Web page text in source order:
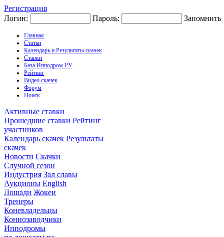
Регистрация
Логин:
Пароль: Запомнить
Главная
Статьи
Календарь и Результаты скачек
Ставки
База Ипподром.РУ
Рейтинг
Видео скачек
Форум
Поиск
Активные ставки
Прошедшие ставки Рейтинг
участников
Календарь скачек Результаты
скачек
Новости Скачки
Случной сезон
Индустрия Зал славы
Аукционы English
Лошади Жокеи
Тренеры
Коневладельцы
Коннозаводчики
Ипподромы